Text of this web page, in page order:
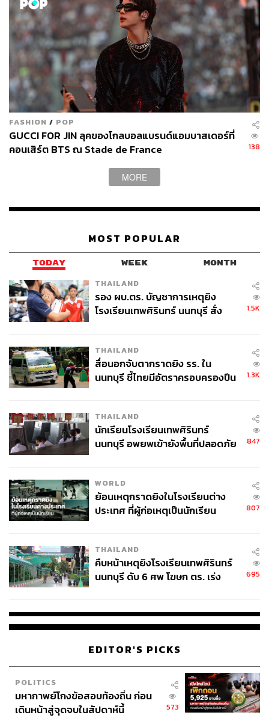
FASHION / POP
GUCCI FOR JIN ลุคของโกลบอลแบรนด์แอมบาสเดอร์ที่
คอนเสิร์ต BTS ณ Stade de France
138
MORE
MOST POPULAR
TODAY WEEK MONTH
THAILAND
รอง ผบ.ตร. บัญชาการเหตุยิง
โรงเรียนเทพศิรินทร์ นนทบุรี สั่ง
1.5K
THAILAND
สื่อนอกจับตากราดยิง รร. ใน
นนทบุรี ชี้ไทยมีอัตราครอบครองปืน
1.3K
THAILAND
นักเรียนโรงเรียนเทพศิรินทร์
นนทบุรี อพยพเข้ายังพื้นที่ปลอดภัย
847
WORLD
ย้อนเหตุกราดยิงในโรงเรียนต่าง
ประเทศ ที่ผู้ก่อเหตุเป็นนักเรียน
807
THAILAND
คืบหน้าเหตุยิงโรงเรียนเทพศิรินทร์
นนทบุรี ดับ 6 ศพ โฆษก ตร. เร่ง
695
EDITOR'S PICKS
POLITICS
มหากาพย์โกงข้อสอบท้องถิ่น ก่อน
เดินหน้าสู่จุดจบในสัปดาห์นี้
573